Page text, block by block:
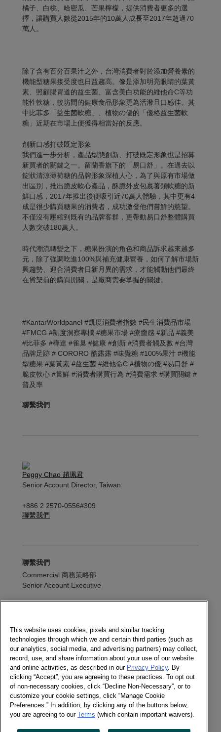
橘子、白桃、哈密瓜、芒果檸檬，提供消費者更多的選
擇，讓購買人數從2015年的10萬人成長至2017年超過70
萬人。
除了含有百分百果汁之外，台灣消費者對於添加營養素的
機能型糖果接受度也日益趨高。像是添加明亮眼睛的葉黃
素、照顧腸胃道的益生菌、富含美白功能的維他命C等功
能性軟糖，較坊間的健康食品形象更為活潑且口感佳。其
中比菲多「益生菌軟糖」、植物の優的「優格益生菌軟
糖」近期在市場上便獲得相當好的反應。
創新口感打破既定形象
我們進一步分析，產品型態創新、打破既定形象也是招募
新買者的關鍵之一。留蘭香旗下的「易口舒」。在過去以
錠狀清涼薄荷糖的品牌形象深植人心，為了與原有市場做
出區別，推出脆皮軟心產品，酥脆外皮包裹著類軟糖的新
鮮口感，2017年推出後便吸引近70萬人體驗，其中更有4
成是很少購買糖果的消費者，成功激發他們嘗鮮的慾望。
不僅沒有壓縮到既有的品牌客群，更帶動易口舒整體購買
人數突破180萬人。
時代潮流轉變之下，糖果扮演的角色和商品訴求越來越多
元，除了強調吃進100%與補充健康營養，如何了解市場新
興趨勢、迎合消費者日新月異的需求，才能觸動他們最終
在貨架前的購買開關，是廠商需要掌握的關鍵。
#KantarWorldpanel #凱度消費者指數 #民生消費品市場
#FMCG #凱度洞察專欄 #糖果市場 #療癒感 #新品 #義美
#比菲多 #樺達 #雀巢 #健康 #創新 #消費者觸及數 #台灣
品牌足跡 # CORORO 酷露露 #味覺糖 #100%果汁 #機能
型糖果 #葉黃素 #益生菌 #維他命C #植物の優 #易口舒 #
脆皮軟心 #嘗鮮 #消費者購買行為 #消費需求 #購買關鍵 #
普及率
聯繫我們
Peggy Chao 趙珮君
Senior Account Director, Taiwan
+886 2 2570-0556#309
聯繫我們
聯繫我們
Commercial 商務策略部
Senior Account Executive
訂閱電子報
追蹤我們
訂閱電子報
Twitter
This website uses cookies, pixels and similar tracking
technologies through which we and certain third parties (such as
our analytics, social media, and advertising partners) may collect,
record, use, and share information about your use of our website
and online activities, as described in our Privacy Policy. By
clicking “Accept”, you are agreeing to these practices. To opt out
of non-necessary cookies, click “Decline Non-Necessary”, or to
customize your cookie settings, click “Manage Cookie
Preferences.” In addition, by clicking any of the buttons below,
you are agreeing to our Terms (which contain important waivers).